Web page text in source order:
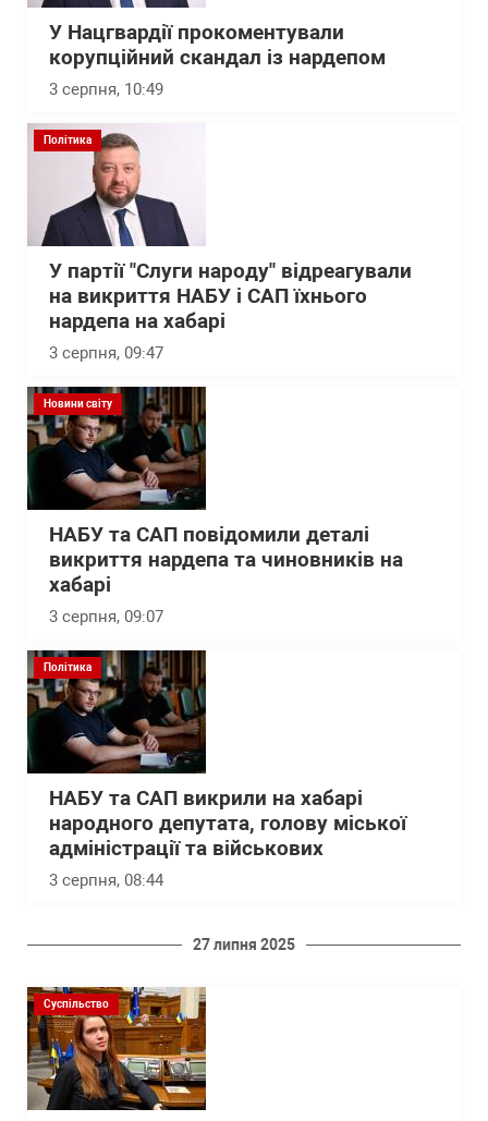
У Нацгвардії прокоментували
корупційний скандал із нардепом
3 серпня, 10:49
Політика
У партії "Слуги народу" відреагували
на викриття НАБУ і САП їхнього
нардепа на хабарі
3 серпня, 09:47
Новини світу
НАБУ та САП повідомили деталі
викриття нардепа та чиновників на
хабарі
3 серпня, 09:07
Політика
НАБУ та САП викрили на хабарі
народного депутата, голову міської
адміністрації та військових
3 серпня, 08:44
27 липня 2025
Суспільство